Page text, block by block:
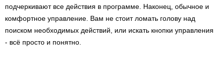
подчеркивают все действия в программе. Наконец, обычное и
комфортное управление. Вам не стоит ломать голову над
поиском необходимых действий, или искать кнопки управления
- всё просто и понятно.